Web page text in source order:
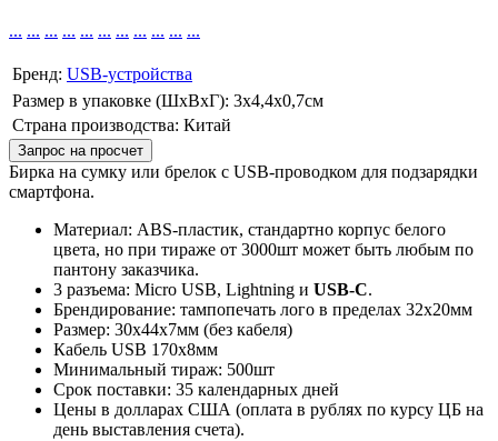
... ... ... ... ... ... ... ... ... ... ...
Бренд: USB-устройства
Размер в упаковке (ШхВxГ): 3х4,4х0,7cм
Страна производства: Китай
Запрос на просчет
Бирка на сумку или брелок с USB-проводком для подзарядки
смартфона.
Материал: ABS-пластик, стандартно корпус белого
цвета, но при тираже от 3000шт может быть любым по
пантону заказчика.
3 разъема: Micro USB, Lightning и USB-C.
Брендирование: тампопечать лого в пределах 32х20мм
Размер: 30x44x7мм (без кабеля)
Кабель USB 170x8мм
Минимальный тираж: 500шт
Срок поставки: 35 календарных дней
Цены в долларах США (оплата в рублях по курсу ЦБ на
день выставления счета).